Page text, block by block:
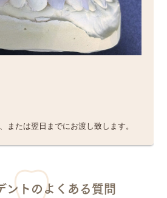
または翌日までにお渡し致します。
ントのよくある質問